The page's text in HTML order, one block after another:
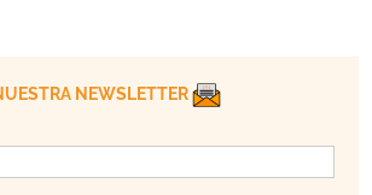
NEWSLETTER